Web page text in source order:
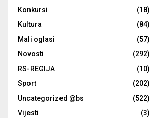
Konkursi
(18)
Kultura
(84)
Mali oglasi
(57)
Novosti
(292)
RS-REGIJA
(10)
Sport
(202)
Uncategorized @bs
(522)
Vijesti
(3)